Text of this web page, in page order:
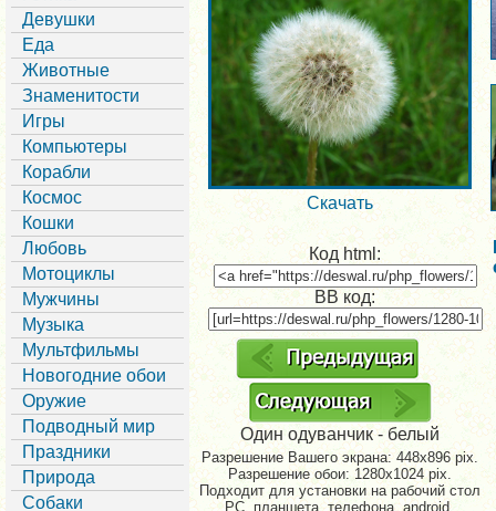
Девушки
Еда
Животные
Знаменитости
Игры
Компьютеры
Корабли
Космос
Кошки
Любовь
Мотоциклы
Мужчины
Музыка
Мультфильмы
Новогодние обои
Оружие
Подводный мир
Праздники
Природа
Собаки
Скачать
Код html:
BB код:
Один одуванчик - белый
Разрешение Вашего экрана: 448x896 pix.
Разрешение обои: 1280x1024 pix.
Подходит для установки на рабочий стол
PC, планшета, телефона, android.